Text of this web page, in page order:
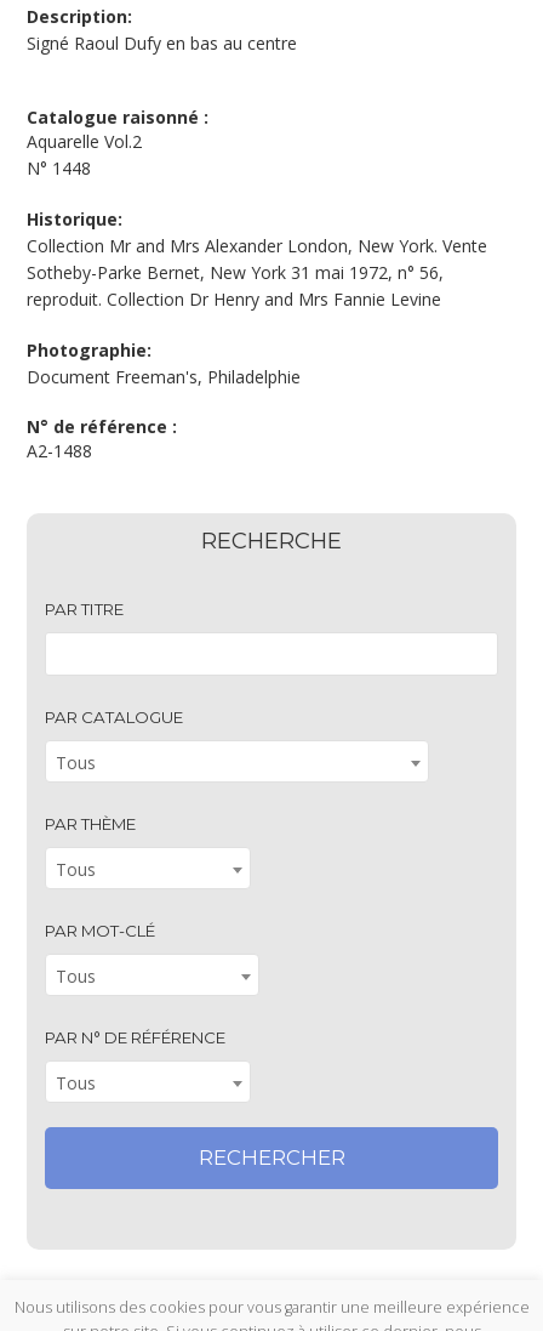
Description:
Signé Raoul Dufy en bas au centre
Catalogue raisonné :
Aquarelle Vol.2
N° 1448
Historique:
Collection Mr and Mrs Alexander London, New York. Vente
Sotheby-Parke Bernet, New York 31 mai 1972, n° 56,
reproduit. Collection Dr Henry and Mrs Fannie Levine
Photographie:
Document Freeman's, Philadelphie
N° de référence :
A2-1488
RECHERCHE
PAR TITRE
PAR CATALOGUE
Tous
PAR THÈME
Tous
PAR MOT-CLÉ
Tous
PAR N° DE RÉFÉRENCE
Tous
Nous utilisons des cookies pour vous garantir une meilleure expérience